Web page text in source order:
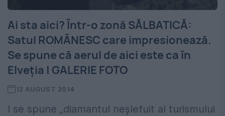
Ai sta aici? Într-o zonă SĂLBATICĂ:
Satul ROMÂNESC care impresionează.
Se spune că aerul de aici este ca în
Elveţia | GALERIE FOTO
12 AUGUST 2014
I se spune „diamantul neşlefuit al turismului